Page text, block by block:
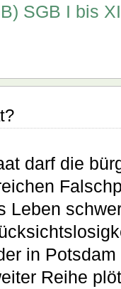
SGB I bis
darf die
Leben
in
Reihe